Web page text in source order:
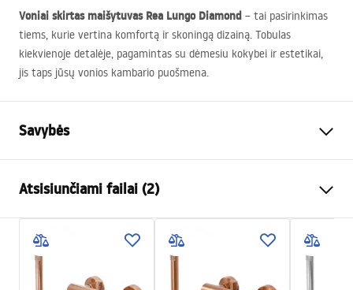
Voniai skirtas maišytuvas Rea Lungo Diamond – tai pasirinkimas
tiems, kurie vertina komfortą ir skoningą dizainą. Tobulas
kiekvienoje detalėje, pagamintas su dėmesiu kokybei ir estetikai,
jis taps jūsų vonios kambario puošmena.
Savybės
Montavimo būdas
Spalva
Šlifuotas varis
Snapelio tipas
Fiksuota
Medžiaga
Nerūdijantis plienas, Žalvaris
Atsisiunčiami failai (2)
Surinkimo instrukcijos